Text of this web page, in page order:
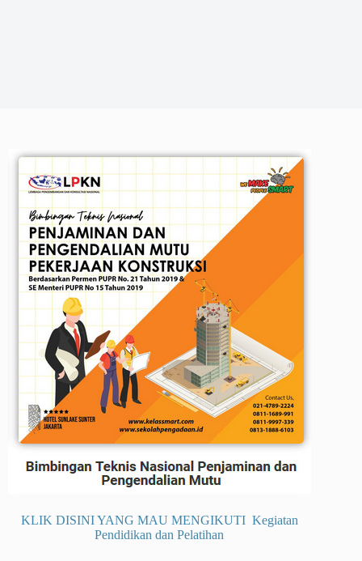
KLIK DISINI YANG MAU MENGIKUTI Kegiatan
Pendidikan dan Pelatihan